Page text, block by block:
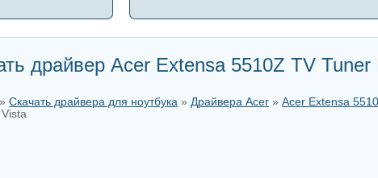
драйвер Acer Extensa 5510Z TV
» Скачать драйвера для ноутбука » Драйвера Acer » Acer Extensa